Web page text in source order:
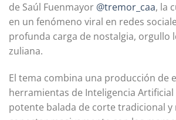
de Saúl Fuenmayor @tremor_caa, la
en un fenómeno viral en redes
profunda carga de nostalgia, orgullo
zuliana.
El tema combina una producción de
herramientas de Inteligencia
potente balada de corte tradicional